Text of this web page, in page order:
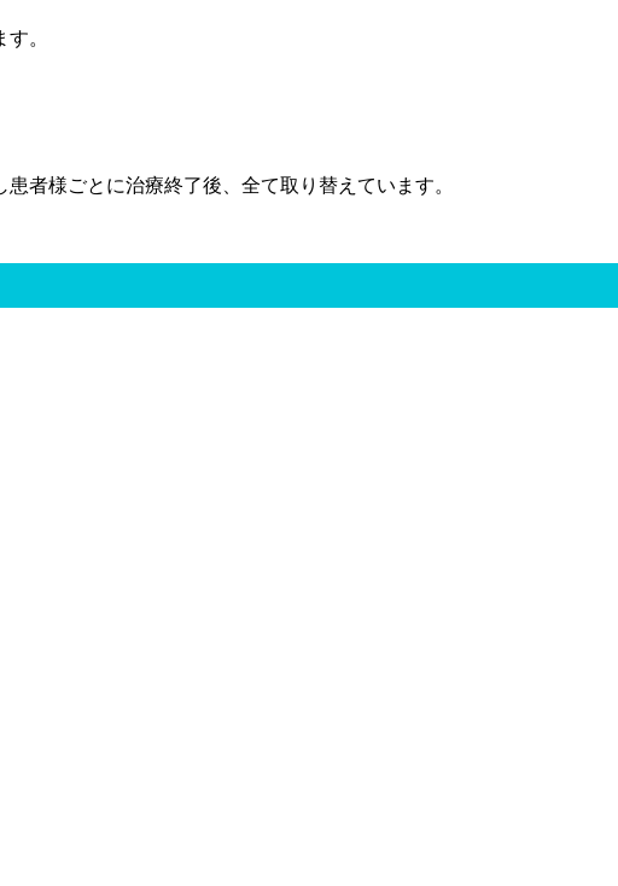
。
者様ごとに治療終了後、全て取り替えています。